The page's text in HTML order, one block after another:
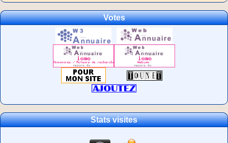
Votes
Stats visites